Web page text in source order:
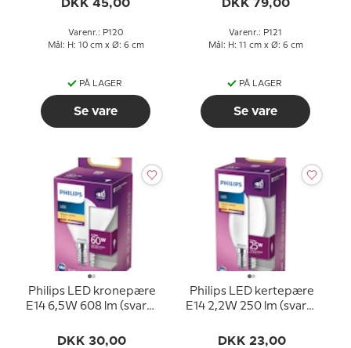
DKK 45,00
Varenr.: P120
Mål: H: 10 cm x Ø: 6 cm
PÅ LAGER
Se vare
DKK 79,00
Varenr.: P121
Mål: H: 11 cm x Ø: 6 cm
PÅ LAGER
Se vare
Philips LED kronepære
E14 6,5W 608 lm (svarer
Lys 2700k (15000 timer)
DKK 30,00
Philips LED kertepære
E14 2,2W 250 lm (svarer
Lys 2700k (15000 timer)
DKK 23,00